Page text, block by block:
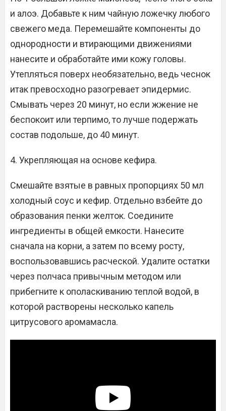
и алоэ. Добавьте к ним чайную ложечку любого
свежего меда. Перемешайте компоненты до
однородности и втирающими движениями
нанесите и обработайте ими кожу головы.
Утепляться поверх необязательно, ведь чеснок
итак превосходно разогревает эпидермис.
Смывать через 20 минут, но если жжение не
беспокоит или терпимо, то лучше подержать
состав подольше, до 40 минут.
4. Укрепляющая на основе кефира.
Смешайте взятые в равных пропорциях 50 мл
холодный соус и кефир. Отдельно взбейте до
образования пенки желток. Соедините
ингредиенты в общей емкости. Нанесите
сначала на корни, а затем по всему росту,
воспользовавшись расческой. Удалите остатки
через полчаса привычным методом или
прибегните к ополаскиванию теплой водой, в
которой растворены несколько капель
цитрусового аромамасла.